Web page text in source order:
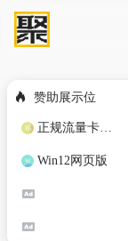
赞助展示位
正规流量卡免费加盟合作
Win12网页版